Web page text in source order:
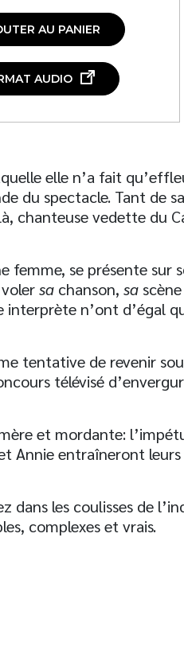
AU PANIER
AUDIO
elle n’a fait
du spectacle. Tant de
chanteuse vedette du
femme, se présente sur
sa chanson, sa
n’ont d’égal
tentative de revenir
télévisé
et mordante:
Annie entraîneront
dans les coulisses de
complexes et vrais.